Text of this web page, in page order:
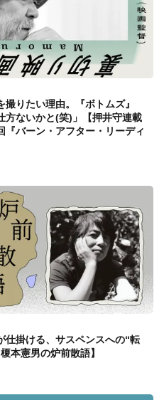
りたい理由。『ボトムズ』
方ないかと(笑)」【押井守連載
『バーン・アフター・リーディ
仕掛ける、サスペンスへの“転
本憲男の炉前散語】